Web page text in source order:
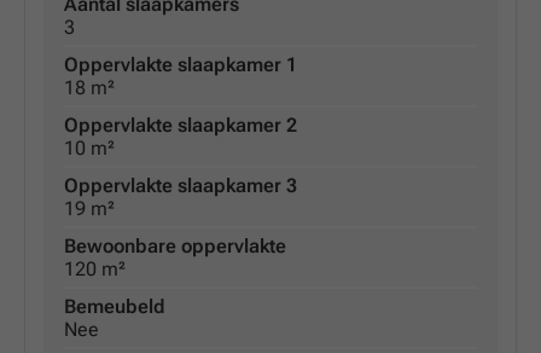
3
Oppervlakte slaapkamer 1
18 m²
Oppervlakte slaapkamer 2
10 m²
Oppervlakte slaapkamer 3
19 m²
Bewoonbare oppervlakte
120 m²
Bemeubeld
Nee